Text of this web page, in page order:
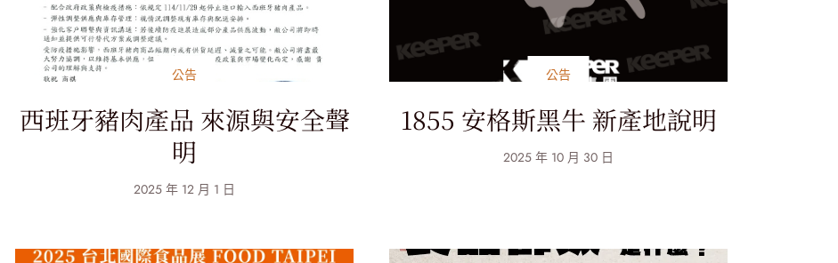
公告
西班牙豬肉產品 來源與安全聲
明
2025 年 12 月 1 日
公告
1855 安格斯黑牛 新產地說明
2025 年 10 月 30 日